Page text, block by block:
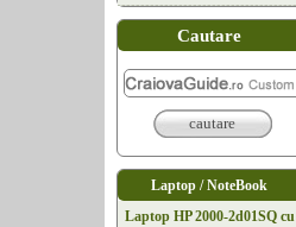
Cautare
cautare
Laptop / NoteBook
Laptop HP 2000-2d01SQ cu